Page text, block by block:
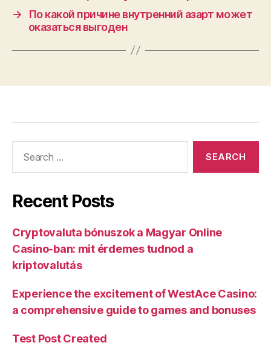
→
По какой причине внутренний азарт может
оказаться выгоден
Recent Posts
Cryptovaluta bónuszok a Magyar Online
Casino-ban: mit érdemes tudnod a
kriptovalutás
Experience the excitement of WestAce Casino:
a comprehensive guide to games and bonuses
Test Post Created